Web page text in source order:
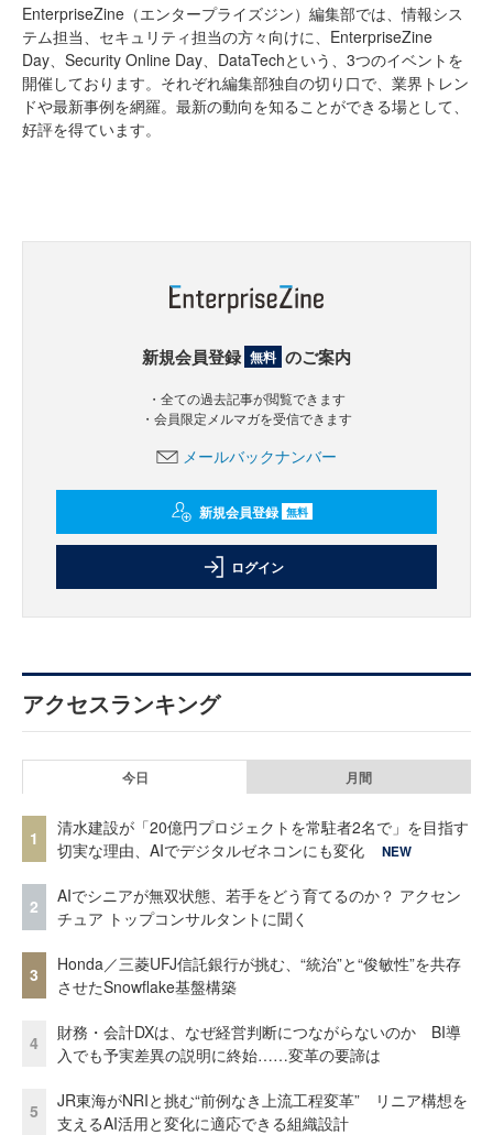
EnterpriseZine（エンタープライズジン）編集部では、情報シス
テム担当、セキュリティ担当の方々向けに、EnterpriseZine
Day、Security Online Day、DataTechという、3つのイベントを
開催しております。それぞれ編集部独自の切り口で、業界トレン
ドや最新事例を網羅。最新の動向を知ることができる場として、
好評を得ています。
新規会員登録 無料 のご案内
・全ての過去記事が閲覧できます
・会員限定メルマガを受信できます
メールバックナンバー
新規会員登録 無料
ログイン
アクセスランキング
今日 月間
1
清水建設が「20億円プロジェクトを常駐者2名で」を目指す
切実な理由、AIでデジタルゼネコンにも変化
NEW
2
AIでシニアが無双状態、若手をどう育てるのか？ アクセン
チュア トップコンサルタントに聞く
3
Honda／三菱UFJ信託銀行が挑む、“統治”と“俊敏性”を共存
させたSnowflake基盤構築
4
財務・会計DXは、なぜ経営判断につながらないのか BI導
入でも予実差異の説明に終始……変革の要諦は
5
JR東海がNRIと挑む“前例なき上流工程変革” リニア構想を
支えるAI活用と変化に適応できる組織設計